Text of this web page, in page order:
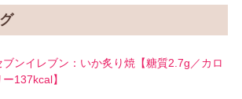
ブンイレブン：いか炙り焼【糖質2.7g／カロ
ー137kcal】